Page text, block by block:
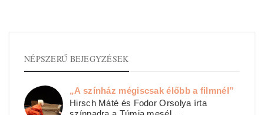
NÉPSZERŰ BEJEGYZÉSEK
„A színház mégiscsak élőbb a filmnél”
Hirsch Máté és Fodor Orsolya írta